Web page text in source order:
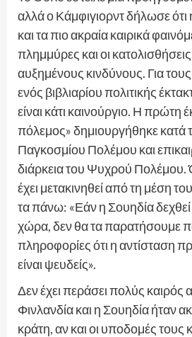
αλλά ο Κάμφιγιορντ δήλωσε ότι
και τα πιο ακραία καιρικά
πλημμύρες και οι
αυξημένους κινδύνους. Για
ενός βιβλιαρίου πολιτικής
είναι κάτι καινούργιο. Η πρώτη
πόλεμος» δημιουργήθηκε κατά
Παγκοσμίου Πολέμου και
διάρκεια του Ψυχρού
έχει μετακινηθεί από τη μέση
τα πάνω: «Εάν η Σουηδία
χώρα, δεν θα τα παρατήσουμε
πληροφορίες ότι η αντίσταση
είναι ψευδείς».
Δεν έχει περάσει πολύς καιρός
Φινλανδία και η Σουηδία ήταν
κράτη, αν και οι υποδομές τους